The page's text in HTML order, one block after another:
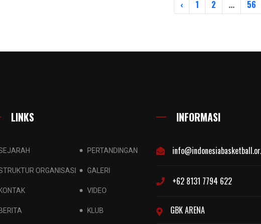
‹ 1 2 ... 56
LINKS
ORGANISASI
KONTAK
BERITA
PERTANDINGAN
GALERI
VIDEO
KLUB
INFORMASI
+62 8131 7794 622
GBK ARENA